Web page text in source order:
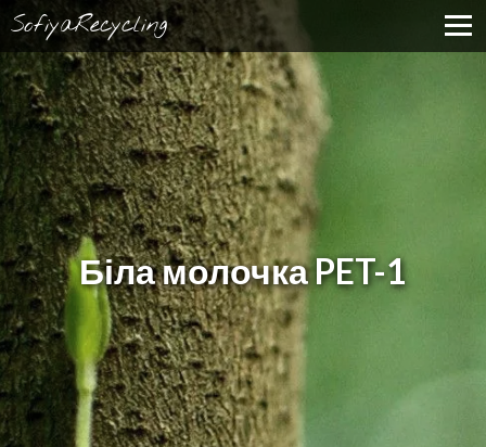
SofiyaRecycling
Біла молочка PET-1